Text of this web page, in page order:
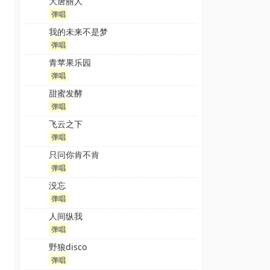
弹唱
我的未来不是梦
弹唱
青苹果乐园
弹唱
甜蜜发酵
弹唱
飞云之下
弹唱
只问你肯不肯
弹唱
没忘
弹唱
人间纵我
弹唱
野狼disco
弹唱